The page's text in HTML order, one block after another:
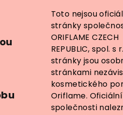
Toto nejsou
stránky
ORIFLAME CZECH
REPUBLIC, spol. s
stránky jsou
stránkami
kosmetického
Oriflame.
společnosti